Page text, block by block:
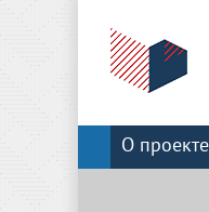
О проекте